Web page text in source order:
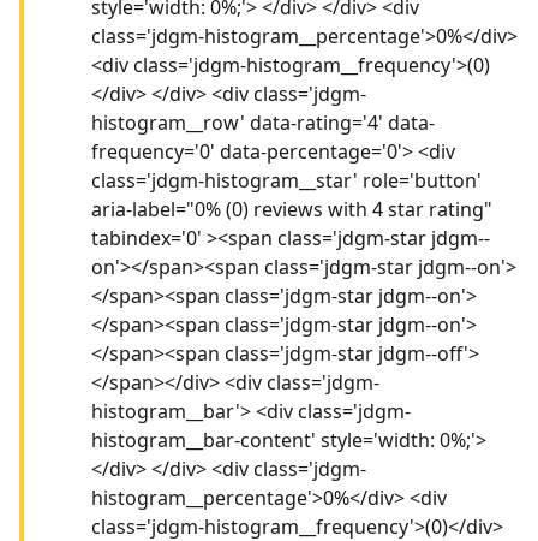
style='width: 0%;'> </div> </div> <div
class='jdgm-histogram__percentage'>0%</div>
<div class='jdgm-histogram__frequency'>(0)
</div> </div> <div class='jdgm-
histogram__row' data-rating='4' data-
frequency='0' data-percentage='0'> <div
class='jdgm-histogram__star' role='button'
aria-label="0% (0) reviews with 4 star rating"
tabindex='0' ><span class='jdgm-star jdgm--
on'></span><span class='jdgm-star jdgm--on'>
</span><span class='jdgm-star jdgm--on'>
</span><span class='jdgm-star jdgm--on'>
</span><span class='jdgm-star jdgm--off'>
</span></div> <div class='jdgm-
histogram__bar'> <div class='jdgm-
histogram__bar-content' style='width: 0%;'>
</div> </div> <div class='jdgm-
histogram__percentage'>0%</div> <div
class='jdgm-histogram__frequency'>(0)</div>